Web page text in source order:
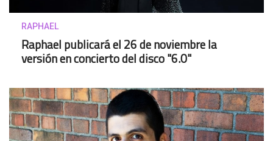
RAPHAEL
Raphael publicará el 26 de noviembre la
versión en concierto del disco "6.0"